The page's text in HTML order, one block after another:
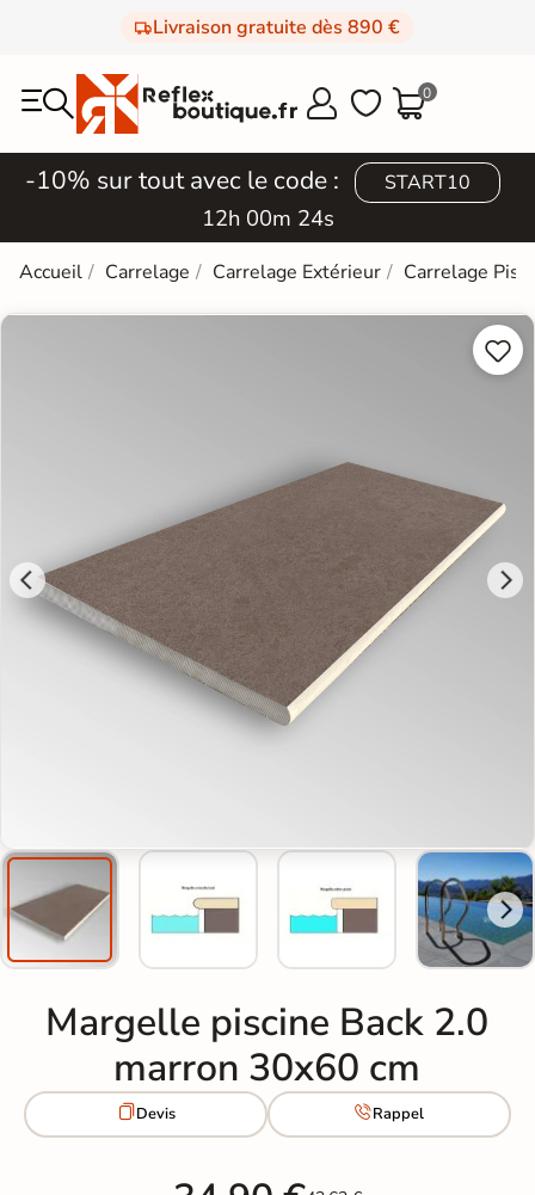
Livraison gratuite dès 890 €
  0
-10% sur tout avec le code : START10
12h 00m 23s
Accueil Carrelage Carrelage Extérieur Carrelage


Margelle piscine Back 2.0
marron 30x60 cm
Devis Rappel